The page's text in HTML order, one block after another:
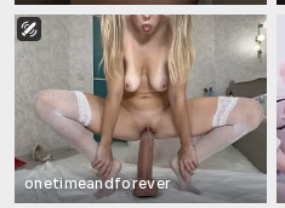
onetimeandforever